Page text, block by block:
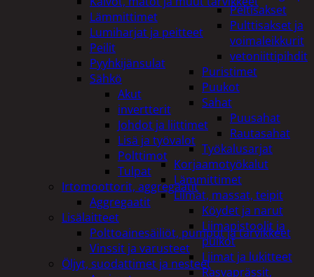
Peltisakset
Pulttisakset ja
voimaleikkurit
vetoniittipihdit
Puristimet
Puukot
Sahat
Puusahat
Rautasahat
Työkalusarjat
Korjaamotyökalut
Lämmittimet
Liimat, massat, teipit
Köydet ja narut
Liimapistoolit ja
puikot
Liimat ja lukitteet
Rasvaprässit,
Lämmittimet
Lumiharjat ja peitteet
Peilit
Pyyhkijänsulat
Sähkö
Akut
invertterit
Johdot ja liittimet
Lisä ja työvalot
Polttimot
Tulpat
Irtomoottorit, aggregaatit
Aggregaatit
Lisälaitteet
Polttoainesäiliöt, pumput ja tarvikkeet
Vinssit ja varusteet
Öljyt, suodattimet ja nesteet